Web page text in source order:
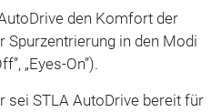
den Komfort der
Spurzentrierung in den Modi
„Eyes-On”).
sei STLA AutoDrive bereit für